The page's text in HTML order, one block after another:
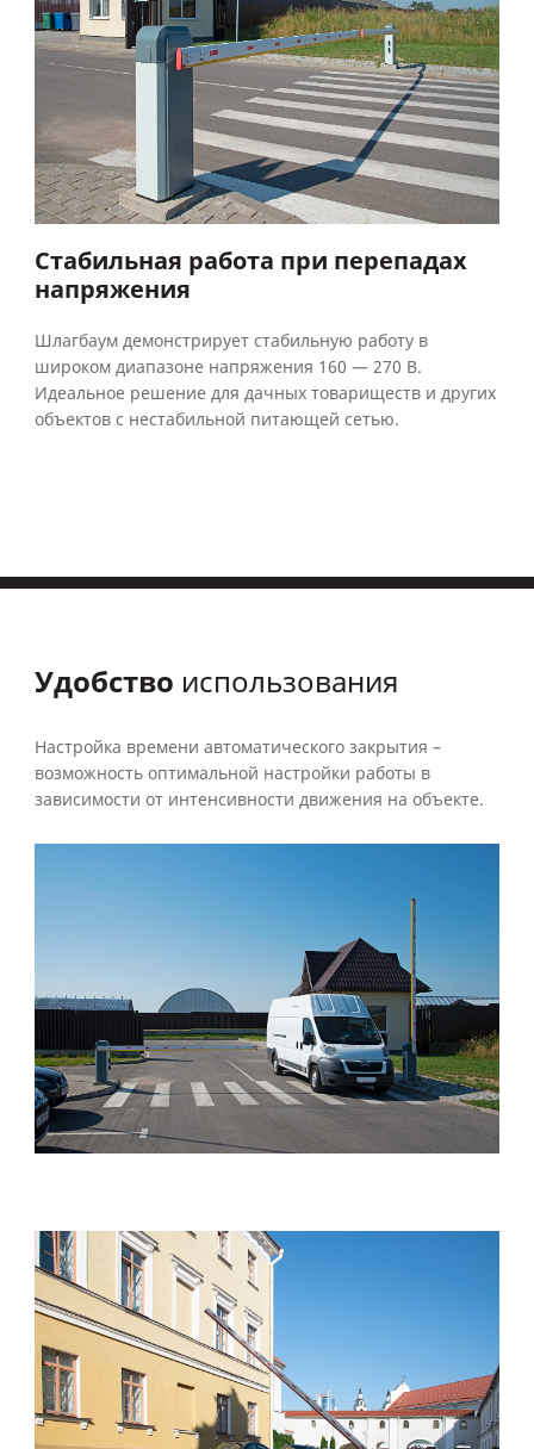
Стабильная работа при перепадах
напряжения
Шлагбаум демонстрирует стабильную работу в
широком диапазоне напряжения 160 — 270 В.
Идеальное решение для дачных товариществ и других
объектов с нестабильной питающей сетью.
Удобство использования
Настройка времени автоматического закрытия –
возможность оптимальной настройки работы в
зависимости от интенсивности движения на объекте.